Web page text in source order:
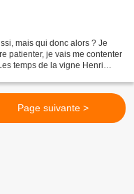
mais qui donc alors ? Je
patienter, je vais me contenter
temps de la vigne Henri
Page suivante >